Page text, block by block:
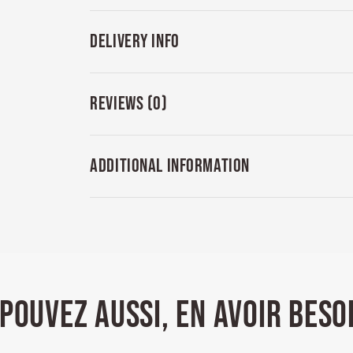
DELIVERY INFO
REVIEWS (0)
ADDITIONAL INFORMATION
AUSSI, EN AVOIR